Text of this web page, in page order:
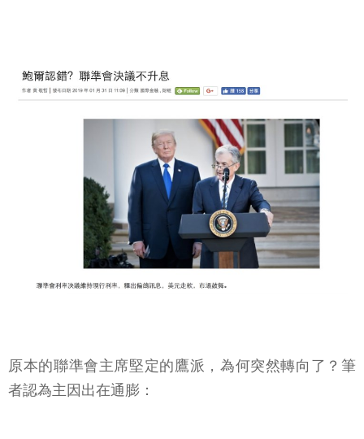
原本的聯準會主席堅定的鷹派，為何突然轉向了？筆
者認為主因出在通膨：